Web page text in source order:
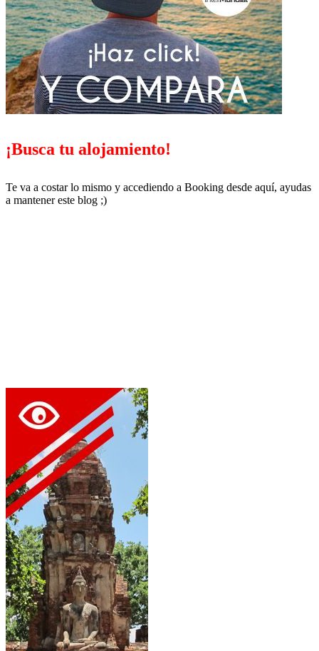
¡Busca tu alojamiento!
Te va a costar lo mismo y accediendo a Booking desde aquí, ayudas
a mantener este blog ;)